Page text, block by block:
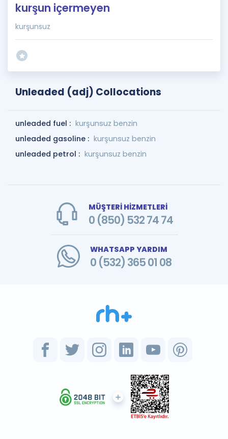
kurşun içermeyen
kurşunsuz
Unleaded (adj) Collocations
unleaded fuel : kurşunsuz benzin
unleaded gasoline : kurşunsuz benzin
unleaded petrol : kurşunsuz benzin
MÜŞTERİ HİZMETLERİ
0 (850) 532 74 74
WHATSAPP YARDIM
0 (532) 365 01 08